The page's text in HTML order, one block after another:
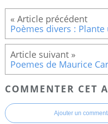
Poèmes divers :
Poemes de Maurice
COMMENTER CET
Ajouter un